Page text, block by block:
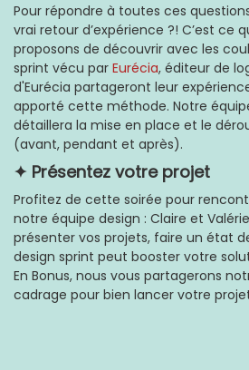
Pour répondre à toutes ces
vrai retour d’expérience ?! C’est ce
proposons de découvrir avec les
sprint vécu par Eurécia, éditeur de
d'Eurécia partageront leur
apporté cette méthode. Notre
détaillera la mise en place et le
(avant, pendant et après).
✦ Présentez votre projet
Profitez de cette soirée pour
notre équipe design : Claire et
présenter vos projets, faire un état
design sprint peut booster votre
En Bonus, nous vous partagerons
cadrage pour bien lancer votre